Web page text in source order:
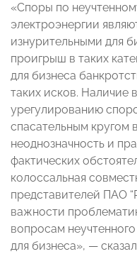
«Споры по
электроэнергии
изнурительными для
проигрыш в таких
для бизнеса
таких исков. Наличие
урегулированию
спасательным кругом
неоднозначность и
фактических
колоссальная
представителей ПАО
важности
вопросам
для бизнеса», —